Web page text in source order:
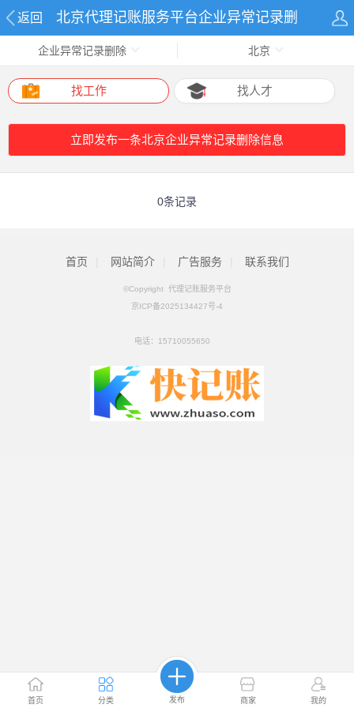
返回 北京代理记账服务平台企业异常记录删
首页 分类 发布 商家 我的
企业异常记录删除 北京
找工作 找人才
立即发布一条北京企业异常记录删除信息
0条记录
首页 网站简介 广告服务 联系我们
©Copyright 代理记账服务平台
京ICP备2025134427号-4
电话： 15710055650